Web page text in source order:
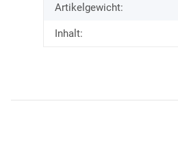
Artikelgewicht:
Inhalt: